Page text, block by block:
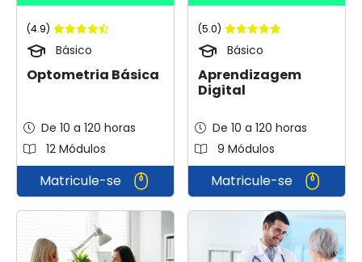
(4.9)
Básico
Optometria Básica
De 10 a 120 horas
12 Módulos
Matricule-se
(5.0)
Básico
Aprendizagem
Digital
De 10 a 120 horas
9 Módulos
Matricule-se